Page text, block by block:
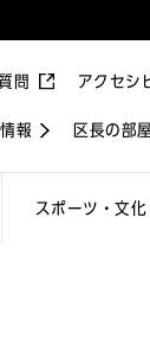
スポーツ・文化
報 区長の部屋
問 アクセシ